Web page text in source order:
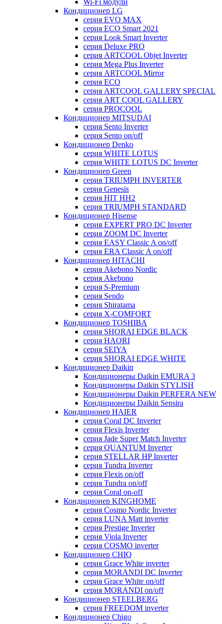
Wi-Fi модули
Кондиционер LG
серия EVO MAX
серия ECO Smart 2021
серия Look Smart Inverter
серия Deluxe PRO
серия ARTCOOL Objet Inverter
серия Mega Plus Inverter
серия ARTCOOL Mirror
серия ECO
серия ARTCOOL GALLERY SPECIAL
серия ART COOL GALLERY
серия PROCOOL
Кондиционер MITSUDAI
серия Sento Inverter
серия Sento on/off
Кондиционер Denko
серия WHITE LOTUS
серия WHITE LOTUS DC Inverter
Кондиционер Green
серия TRIUMPH INVERTER
серия Genesis
серия HIT HH2
серия TRIUMPH STANDARD
Кондиционер Hisense
серия EXPERT PRO DC Inverter
серия ZOOM DC Inverter
серия EASY Classic A on/off
серия ERA Classic A on/off
Кондиционер HITACHI
cерия Akebono Nordic
серия Akebono
серия S-Premium
серия Sendo
серия Shiratama
серия X-COMFORT
Кондиционер TOSHIBA
серия SHORAI EDGE BLACK
серия HAORI
серия SEIYA
серия SHORAI EDGE WHITE
Кондиционер Daikin
Кондиционеры Daikin EMURA 3
Кондиционеры Daikin STYLISH
Кондиционеры Daikin PERFERA NEW
Кондиционеры Daikin Sensira
Кондиционер HAIER
серия Coral DC Inverter
серия Flexis Inverter
серия Jade Super Match Inverter
серия QUANTUM Inverter
серия STELLAR HP Inverter
серия Tundra Inverter
серия Flexis on/off
серия Tundra on/off
серия Coral on-off
Кондиционер KINGHOME
серия Cosmo Nordic Inverter
серия LUNA Matt inverter
серия Prestige Inverter
серия Viola Inverter
серия COSMO inverter
Кондиционер CHIQ
серия Grace White inverter
серия MORANDI DC Inverter
серия Grace White on/off
серия MORANDI on/off
Кондиционер STEELBERG
серия FREEDOM inverter
Кондиционер Chigo